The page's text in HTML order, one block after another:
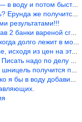
и потом быстро в раска
же получится. Нет, с
результатами!!!
вареной сгущенки со с
лежит в морозилке
из цен на эту ягоду
надо по делу и подробн
получится парено-варен
воду добавил бы молок